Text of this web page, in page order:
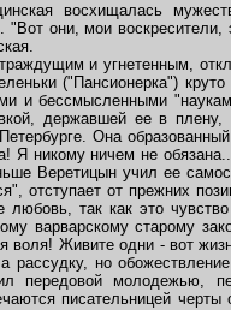
восхищалась
они, мои воскресители,
и угнетенным,
("Пансионерка")
и бессмысленными
державшей ее в плену,
Она
Я никому ничем не
Веретицын учил ее
отступает от прежних
так как это
варварскому старому
воля! Живите одни - вот
но
передовой молодежью,
писательницей черты